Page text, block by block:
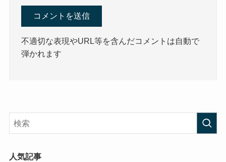
不適切な表現やURL等を含んだコメントは自動で
弾かれます
人気記事